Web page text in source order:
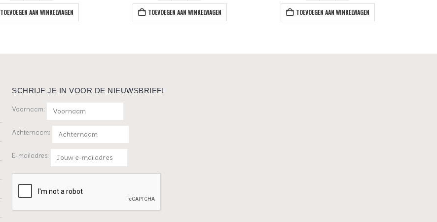
TOEVOEGEN AAN WINKELWAGEN TOEVOEGEN AAN WINKELWAGEN TOEVOEGEN AAN WINKELWAGEN
SCHRIJF JE IN VOOR DE NIEUWSBRIEF!
Voornaam:
Achternaam:
E-mailadres: